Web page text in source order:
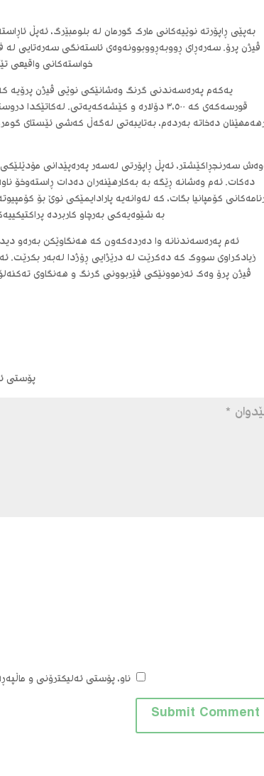
بەپێی ڕاپۆرتە نوێیەکانی مارک گورمان لە بلومبێرگ، ئەپڵ
ڤیژن پرۆ. سەرەڕای ڕووبەڕووبوونەوەی ئاستەنگی سەرەتایی لە
خواستەکانی واقیعی
یەکەم پەرەسەندنی گرنگ وەشانێکی نوێی ڤیژن پرۆیە
قورسەکەی کە ٣،٥٠٠ دۆلارە و کێشەکەیەتی.
دەخاتە بەردەم، بەتایبەتی لەگەڵ کەشی ئێستای
سەرنجڕاکێشتر، ئەپڵ ڕاپۆرتی لەسەر پەرەپێدانی
دەکات. ئەم وەشانە ڕێگە بە بەکارهێنەران دەدات ڕاستەوخۆ
کۆمپانیا بگات، کە لەوانەیە پارادایمێکی نوێ بۆ
بە شێوەیەکی بەرچاو کاربردە
ئەم پەرەسەندنانە وا دەردەکەون کە هەنگاوێکن بەرەو
زیادکراوی سووک کە دەکرێت لە درێژایی ڕۆژدا لەبەر بکرێت.
ڤیژن پرۆ وەک ئەزموونێکی فێربوونی گرنگ و هەنگاوی
پۆستی
ناو، پۆستی ئەلیکترۆنی و